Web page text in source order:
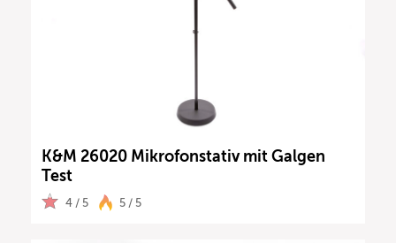
K&M 26020 Mikrofonstativ mit Galgen
Test
4 / 5 5 / 5